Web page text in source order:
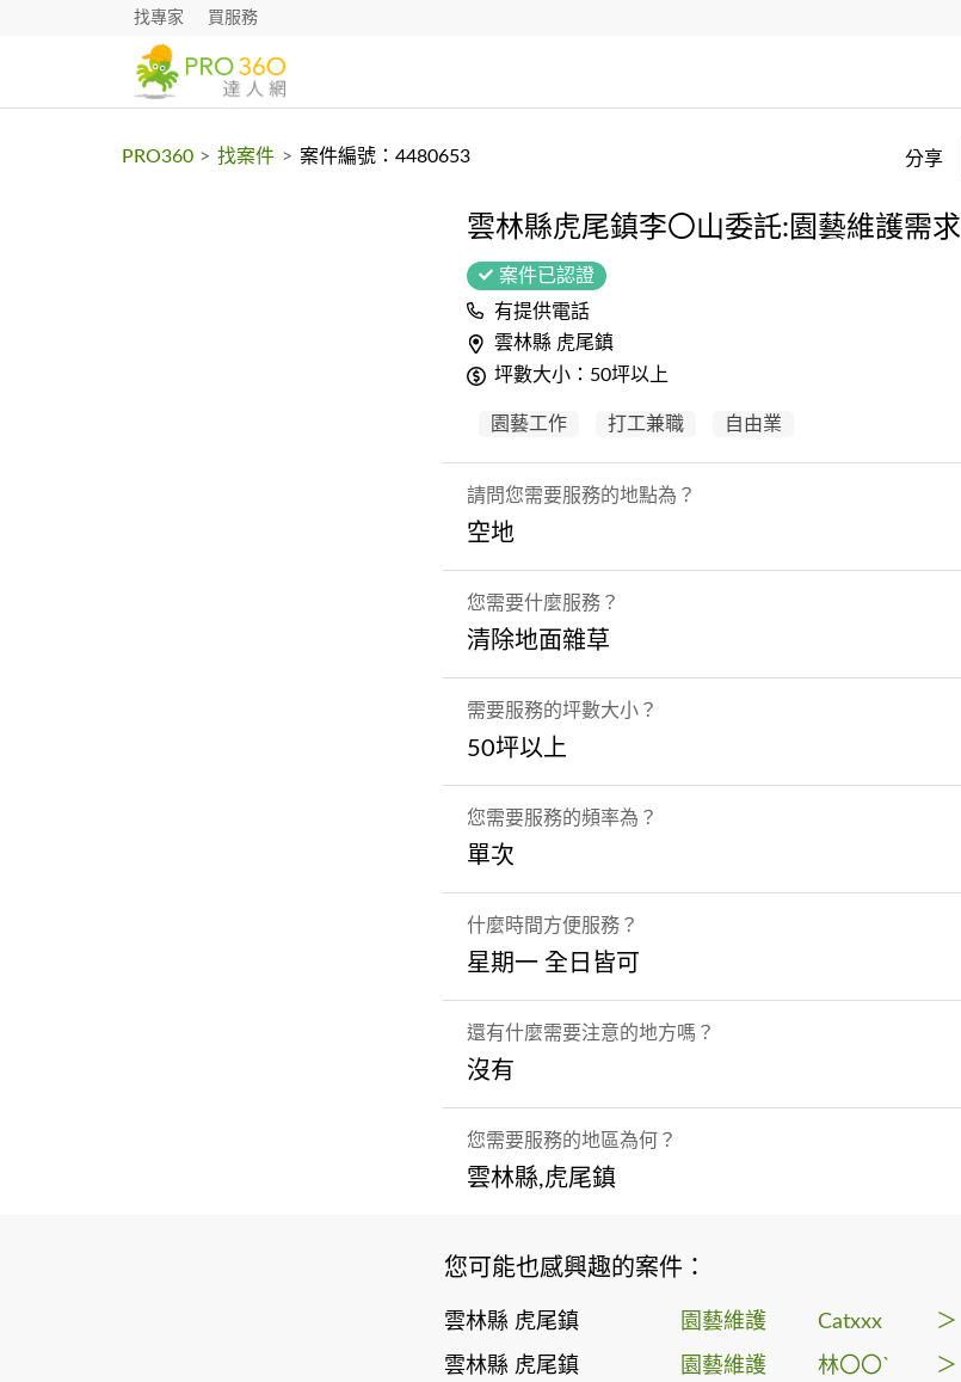
找專家 買服務
PRO360 > 找案件 > 案件編號：4480653 分享
雲林縣虎尾鎮李〇山委託:園藝維護需求
案件已認證
有提供電話
雲林縣 虎尾鎮
坪數大小：50坪以上
園藝工作 打工兼職 自由業
請問您需要服務的地點為？
空地
您需要什麼服務？
清除地面雜草
需要服務的坪數大小？
50坪以上
您需要服務的頻率為？
單次
什麼時間方便服務？
星期一 全日皆可
還有什麼需要注意的地方嗎？
沒有
您需要服務的地區為何？
雲林縣,虎尾鎮
您可能也感興趣的案件：
雲林縣 虎尾鎮 園藝維護 Catxxx ＞
雲林縣 虎尾鎮 園藝維護 林〇〇` ＞